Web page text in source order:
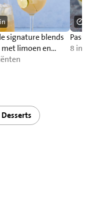
signature blends
limoen en
8
Desserts